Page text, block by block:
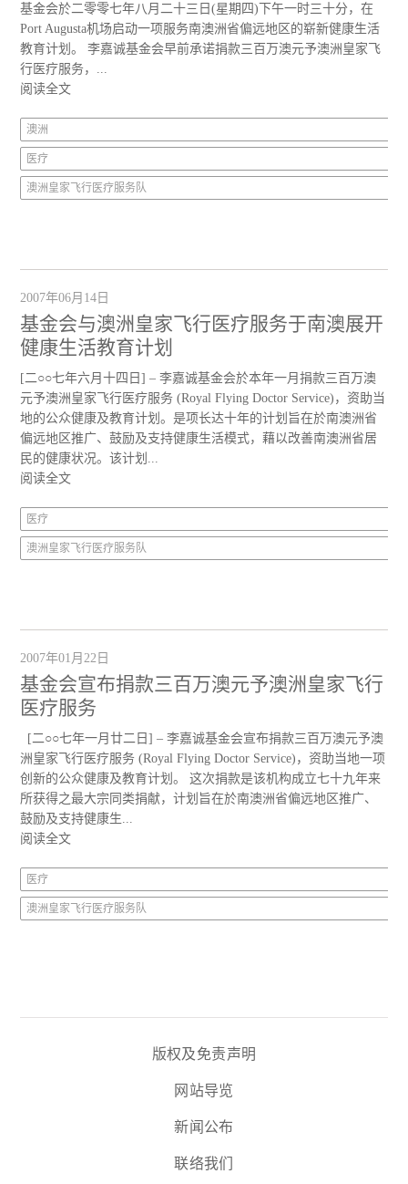
基金会於二零零七年八月二十三日(星期四)下午一时三十分，在
Port Augusta机场启动一项服务南澳洲省偏远地区的崭新健康生活
教育计划。 李嘉诚基金会早前承诺捐款三百万澳元予澳洲皇家飞
行医疗服务，...
阅读全文
澳洲
医疗
澳洲皇家飞行医疗服务队
2007年06月14日
基金会与澳洲皇家飞行医疗服务于南澳展开
健康生活教育计划
[二○○七年六月十四日] – 李嘉诚基金会於本年一月捐款三百万澳
元予澳洲皇家飞行医疗服务 (Royal Flying Doctor Service)，资助当
地的公众健康及教育计划。是项长达十年的计划旨在於南澳洲省
偏远地区推广、鼓励及支持健康生活模式，藉以改善南澳洲省居
民的健康状况。该计划...
阅读全文
医疗
澳洲皇家飞行医疗服务队
2007年01月22日
基金会宣布捐款三百万澳元予澳洲皇家飞行
医疗服务
[二○○七年一月廿二日] – 李嘉诚基金会宣布捐款三百万澳元予澳
洲皇家飞行医疗服务 (Royal Flying Doctor Service)，资助当地一项
创新的公众健康及教育计划。 这次捐款是该机构成立七十九年来
所获得之最大宗同类捐献，计划旨在於南澳洲省偏远地区推广、
鼓励及支持健康生...
阅读全文
医疗
澳洲皇家飞行医疗服务队
版权及免责声明
网站导览
新闻公布
联络我们